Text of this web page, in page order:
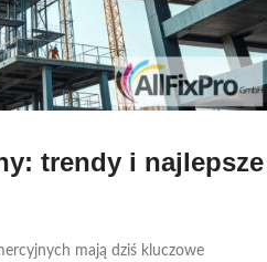
trendy i najlepsze
mają dziś kluczowe